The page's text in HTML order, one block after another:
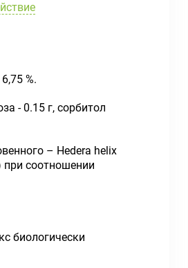
%.
- 0.15 г, сорбитол
– Hedera helix
при соотношении
биологически